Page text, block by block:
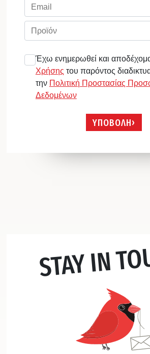
Έχω ενημερωθεί και
Χρήσης του παρόντος
την Πολιτική Προστασίας
Δεδομένων
ΥΠΟΒΟΛΗ
STAY IN